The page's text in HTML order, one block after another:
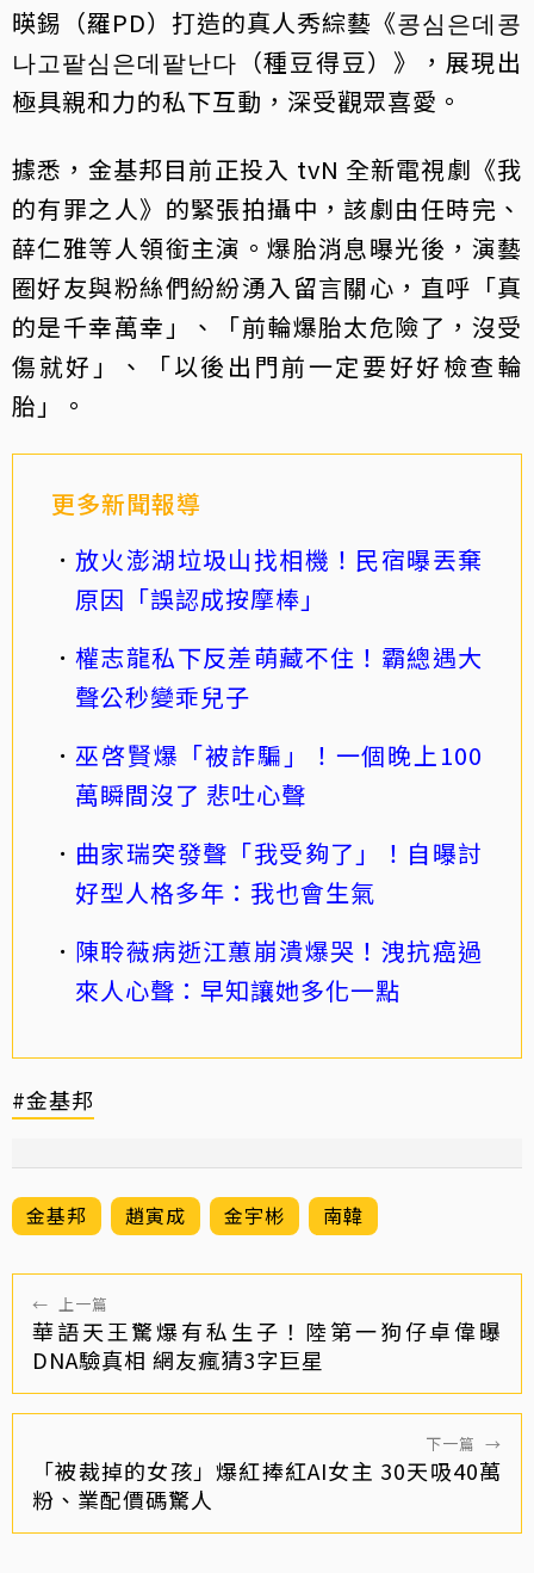
暎錫（羅PD）打造的真人秀綜藝《콩심은데콩
나고팥심은데팥난다（種豆得豆）》，展現出
極具親和力的私下互動，深受觀眾喜愛。
據悉，金基邦目前正投入 tvN 全新電視劇《我
的有罪之人》的緊張拍攝中，該劇由任時完、
薛仁雅等人領銜主演。爆胎消息曝光後，演藝
圈好友與粉絲們紛紛湧入留言關心，直呼「真
的是千幸萬幸」、「前輪爆胎太危險了，沒受
傷就好」、「以後出門前一定要好好檢查輪
胎」。
更多新聞報導
放火澎湖垃圾山找相機！民宿曝丟棄
原因「誤認成按摩棒」
權志龍私下反差萌藏不住！霸總遇大
聲公秒變乖兒子
巫啓賢爆「被詐騙」！一個晚上100
萬瞬間沒了 悲吐心聲
曲家瑞突發聲「我受夠了」！自曝討
好型人格多年：我也會生氣
陳聆薇病逝江蕙崩潰爆哭！洩抗癌過
來人心聲：早知讓她多化一點
#金基邦
金基邦 趙寅成 金宇彬 南韓
← 上一篇
華語天王驚爆有私生子！陸第一狗仔卓偉曝
DNA驗真相 網友瘋猜3字巨星
下一篇 →
「被裁掉的女孩」爆紅捧紅AI女主 30天吸40萬
粉、業配價碼驚人